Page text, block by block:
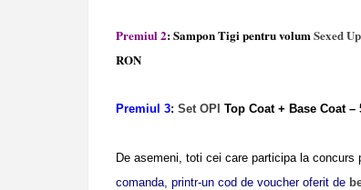
Premiul 2: Sampon Tigi pentru volumSexed Up
RON
Premiul 3: Set OPI Top Coat + Base Coat –
De asemeni, toti cei care participa la concurs
comanda, printr-un cod de voucher oferit de